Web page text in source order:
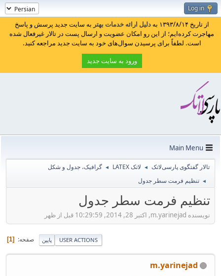
Log in
از تاریخ ۱۳۹۳/۸/۱۴ به دلیل ارائه خدمات بهتر به سایت جدید پرسش و پاسخ
مهاجرت کرده‌ایم؛ از این رو امکان عضویت و ارسال پست در تالار غیرفعال شده
است. لطفاً برای پرسیدن سوال‌های خود به سایت جدید مراجعه کنید.
ورود به سایت جدید
Main Menu
تالار گفتگوی پارسی‌لاتک ◄ لاتک LATEX ◄ گرافیک، جدول و شکل
◄ تنظیم فرمت سطر جدول
تنظیم فرمت سطر جدول
نویسنده m.yarinejad, اکتبر 28, 2014, 10:29:59 قبل از ظهر
پایین صفحه 1 USER ACTIONS
m.yarinejad